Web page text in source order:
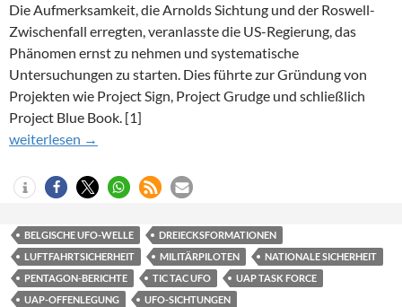
Die Aufmerksamkeit, die Arnolds Sichtung und der Roswell-
Zwischenfall erregten, veranlasste die US-Regierung, das
Phänomen ernst zu nehmen und systematische
Untersuchungen zu starten. Dies führte zur Gründung von
Projekten wie Project Sign, Project Grudge und schließlich
Project Blue Book. [1]
Die Anfänge der UAP-Offenlegung
weiterlesen →
BELGISCHE UFO-WELLE
DREIECKSFORMATIONEN
LUFTFAHRTSICHERHEIT
MILITÄRPILOTEN
NATIONALE SICHERHEIT
PENTAGON-BERICHTE
TIC TAC UFO
UAP TASK FORCE
UAP-OFFENLEGUNG
UFO-SICHTUNGEN